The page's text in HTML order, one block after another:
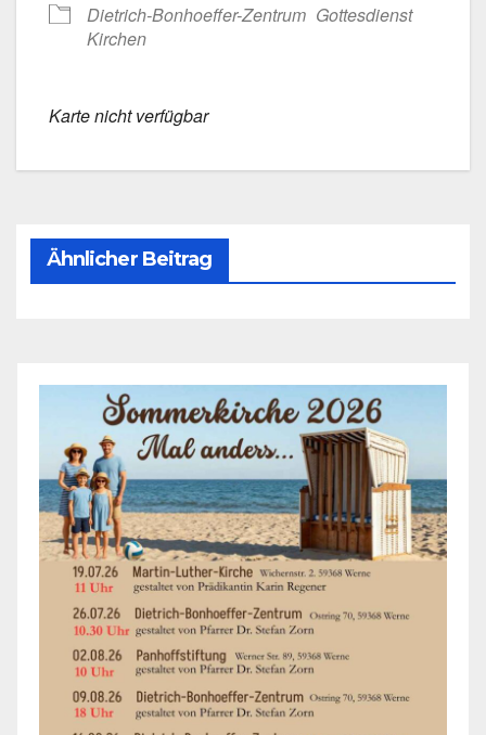
Dietrich-Bonhoeffer-Zentrum Got­tes­dienst
Kir­chen
Kar­te nicht ver­füg­bar
Ähnlicher Beitrag